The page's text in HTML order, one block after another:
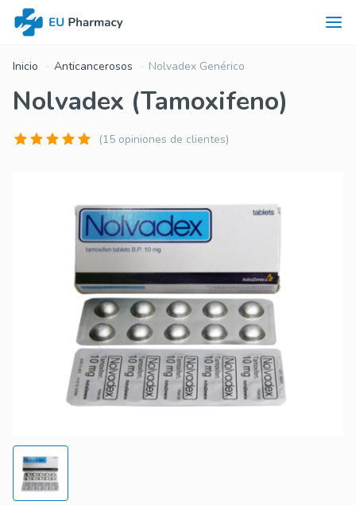
Inicio Anticancerosos Nolvadex Genérico
Nolvadex (Tamoxifeno)
(15 opiniones de clientes)